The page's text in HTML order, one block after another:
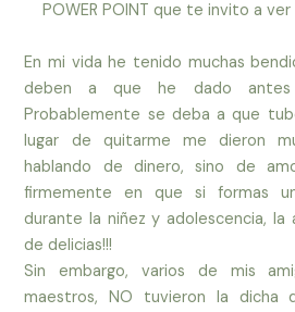
POWER POINT que te invito a ver
En mi vida he tenido muchas
deben a que he dado antes
Probablemente se deba a que
lugar de quitarme me dieron
hablando de dinero, sino de
firmemente en que si formas
durante la niñez y adolescencia, la
de delicias!!!
Sin embargo, varios de mis
maestros, NO tuvieron la dicha